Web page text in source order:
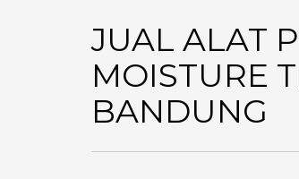
JUAL ALAT
MOISTURE
BANDUNG